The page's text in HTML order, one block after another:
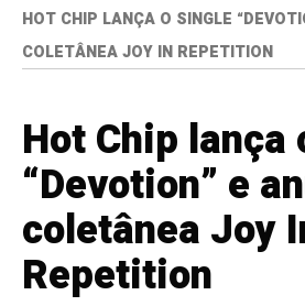
HOT CHIP LANÇA O SINGLE
COLETÂNEA JOY IN REPETITION
Hot Chip lança
“Devotion” e
coletânea Joy
Repetition